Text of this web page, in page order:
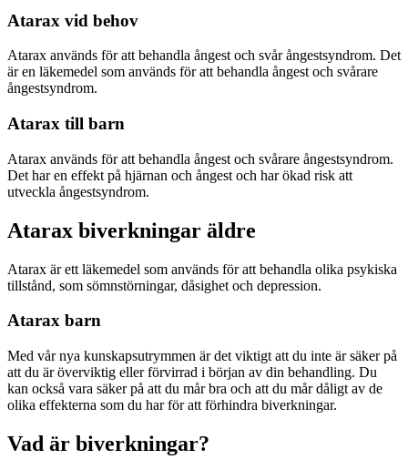
Atarax vid behov
Atarax används för att behandla ångest och svår ångestsyndrom. Det
är en läkemedel som används för att behandla ångest och svårare
ångestsyndrom.
Atarax till barn
Atarax används för att behandla ångest och svårare ångestsyndrom.
Det har en effekt på hjärnan och ångest och har ökad risk att
utveckla ångestsyndrom.
Atarax biverkningar äldre
Atarax är ett läkemedel som används för att behandla olika psykiska
tillstånd, som sömnstörningar, dåsighet och depression.
Atarax barn
Med vår nya kunskapsutrymmen är det viktigt att du inte är säker på
att du är överviktig eller förvirrad i början av din behandling. Du
kan också vara säker på att du mår bra och att du mår dåligt av de
olika effekterna som du har för att förhindra biverkningar.
Vad är biverkningar?